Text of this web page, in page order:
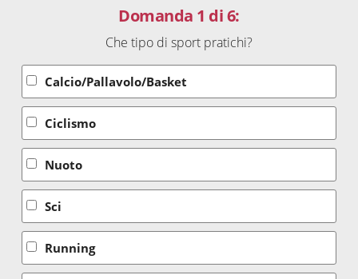
Domanda 1 di 6:
Che tipo di sport pratichi?
Calcio/Pallavolo/Basket
Ciclismo
Nuoto
Sci
Running